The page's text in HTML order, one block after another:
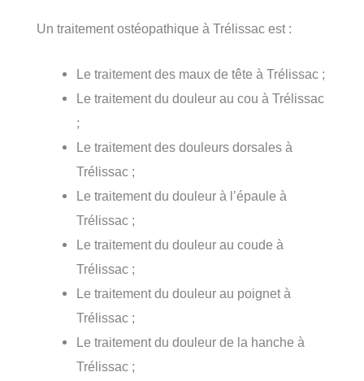
Un traitement ostéopathique à Trélissac est :
Le traitement des maux de tête à Trélissac ;
Le traitement du douleur au cou à Trélissac
;
Le traitement des douleurs dorsales à
Trélissac ;
Le traitement du douleur à l’épaule à
Trélissac ;
Le traitement du douleur au coude à
Trélissac ;
Le traitement du douleur au poignet à
Trélissac ;
Le traitement du douleur de la hanche à
Trélissac ;